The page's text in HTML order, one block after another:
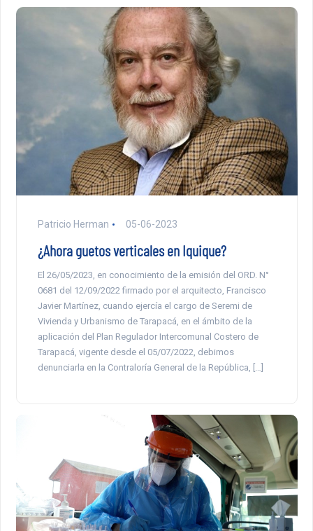
Patricio Herman 05-06-2023
¿Ahora guetos verticales en Iquique?
El 26/05/2023, en conocimiento de la emisión del ORD. N°
0681 del 12/09/2022 firmado por el arquitecto, Francisco
Javier Martínez, cuando ejercía el cargo de Seremi de
Vivienda y Urbanismo de Tarapacá, en el ámbito de la
aplicación del Plan Regulador Intercomunal Costero de
Tarapacá, vigente desde el 05/07/2022, debimos
denunciarla en la Contraloría General de la República, […]